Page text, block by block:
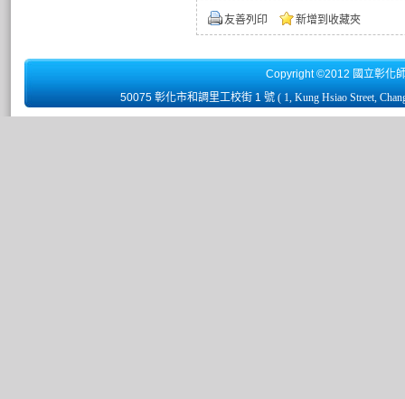
友善列印 新增到收藏夾
Copyright ©2012 國立彰化
50075 彰化市和調里工校街 1 號 ( 1, Kung Hsiao Street,